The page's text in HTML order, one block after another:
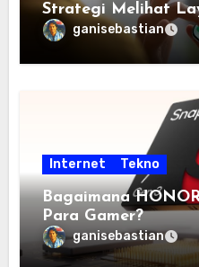
Strategi Melihat
ganisebastian
Internet Tekno
Bagaimana
Para Gamer?
ganisebastian